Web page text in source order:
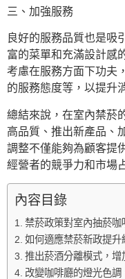
三、加強服務
良好的服務品質也是吸
富的菜單和充滿設計感
考慮在服務方面下功夫
的服務態度等，以提升
總結來說，在室內禁菸
高品質、推出新產品、
調整不僅能夠為顧客提
經營者的競爭力和市場
內容目錄
禁菸政策對室內抽菸咖
如何適應禁菸新政提升
推出菸酒分離模式，增
改變咖啡廳的燈光色